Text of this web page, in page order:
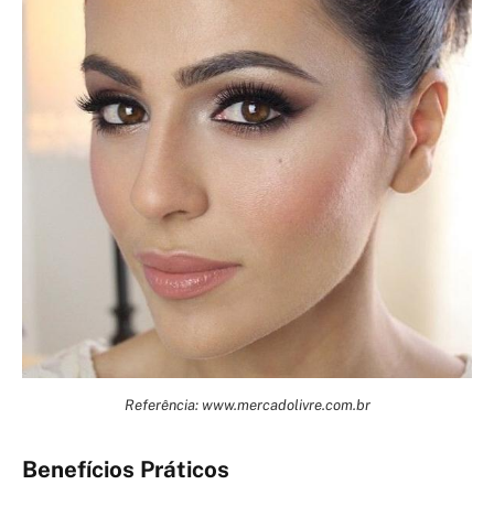
Referência: www.mercadolivre.com.br
Benefícios Práticos